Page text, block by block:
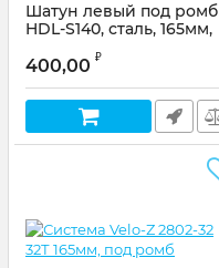
Шатун левый под ромб
HDL-S140, сталь, 165мм,
Артикул: 580250
400,00 ₽